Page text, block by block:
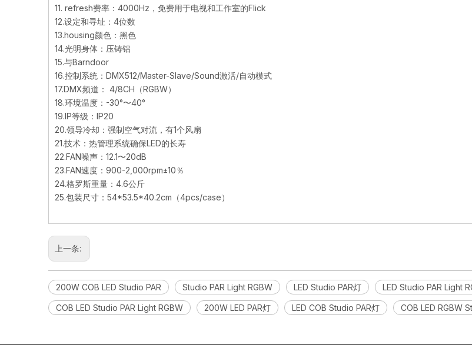
11. refresh费率：4000Hz，免费用于电视和工作室的Flick
12.设定和寻址：4位数
13.housing颜色：黑色
14.光明身体：压铸铝
15.与Barndoor
16.控制系统：DMX512/Master-Slave/Sound激活/自动模式
17.DMX频道： 4/8CH（RGBW）
18.环境温度：-30°〜40°
19.IP等级：IP20
20.领导冷却：强制空气对流，有1个风扇
21.技术：热管理系统确保LED的长寿
22.FAN噪声：12.1〜20dB
23.FAN速度：900-2,000rpm±10％
24.格罗斯重量：4.6公斤
25.包装尺寸：54*53.5*40.2cm（4pcs/case）
上一条:
200W COB LED Studio PAR Studio PAR Light RGBW LED Studio PAR灯 LED Studio PAR Light
COB LED Studio PAR Light RGBW 200W LED PAR灯 LED COB Studio PAR灯 COB LED RGBW